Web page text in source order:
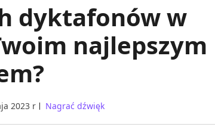
dyktafonów w
najlepszym
2023 r Nagrać dźwięk